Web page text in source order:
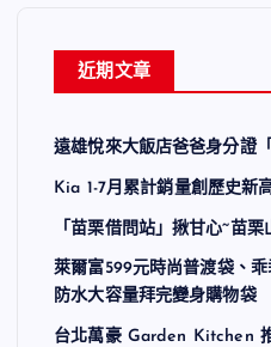
近期文章
遠雄悅來大飯店爸爸身分證
Kia 1-7月累計銷量創歷史新
「苗栗借問站」揪甘心~苗
萊爾富599元時尚普渡袋、
防水大容量拜完變身購物袋
台北萬豪 Garden Kitchen